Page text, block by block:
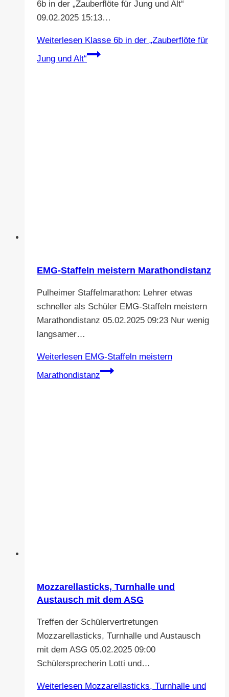
6b in der „Zauberflöte für Jung und Alt“
09.02.2025 15:13…
Weiterlesen Klasse 6b in der „Zauberflöte für
Jung und Alt“
EMG-Staffeln meistern Marathondistanz
Pulheimer Staffelmarathon: Lehrer etwas
schneller als Schüler EMG-Staffeln meistern
Marathondistanz 05.02.2025 09:23 Nur wenig
langsamer…
Weiterlesen EMG-Staffeln meistern
Marathondistanz
Mozzarellasticks, Turnhalle und
Austausch mit dem ASG
Treffen der Schülervertretungen
Mozzarellasticks, Turnhalle und Austausch
mit dem ASG 05.02.2025 09:00
Schülersprecherin Lotti und…
Weiterlesen Mozzarellasticks, Turnhalle und